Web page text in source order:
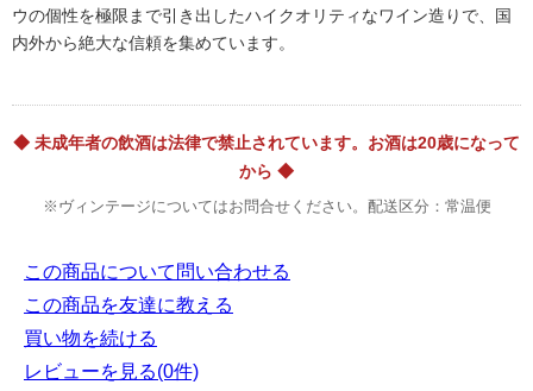
ウの個性を極限まで引き出したハイクオリティなワイン造りで、国
内外から絶大な信頼を集めています。
◆ 未成年者の飲酒は法律で禁止されています。お酒は20歳になって
から ◆
※ヴィンテージについてはお問合せください。配送区分：常温便
この商品について問い合わせる
この商品を友達に教える
買い物を続ける
レビューを見る(0件)